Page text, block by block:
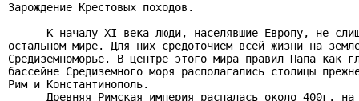
Зарождение Крестовых походов.
К началу XI века люди, населявшие Европу, не
остальном мире. Для них средоточием всей жизни на
Средиземноморье. В центре этого мира правил Папа как
бассейне Средиземного моря располагались столицы
Рим и Константинополь.
Древняя Римская империя распалась около 400г.